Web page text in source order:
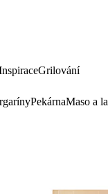
Grilování
PekárnaMaso a